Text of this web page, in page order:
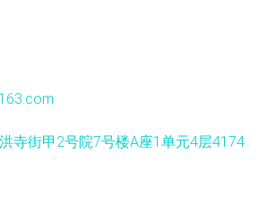
寺街甲2号院7号楼A座1单元4层4174